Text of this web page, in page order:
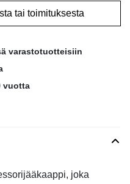
tai toimituksesta
varastotuotteisiin
vuotta
joka